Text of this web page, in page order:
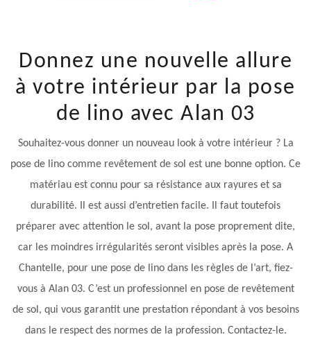
Donnez une nouvelle allure
à votre intérieur par la pose
de lino avec Alan 03
Souhaitez-vous donner un nouveau look à votre intérieur ? La
pose de lino comme revêtement de sol est une bonne option. Ce
matériau est connu pour sa résistance aux rayures et sa
durabilité. Il est aussi d’entretien facile. Il faut toutefois
préparer avec attention le sol, avant la pose proprement dite,
car les moindres irrégularités seront visibles après la pose. A
Chantelle, pour une pose de lino dans les règles de l’art, fiez-
vous à Alan 03. C’est un professionnel en pose de revêtement
de sol, qui vous garantit une prestation répondant à vos besoins
dans le respect des normes de la profession. Contactez-le.